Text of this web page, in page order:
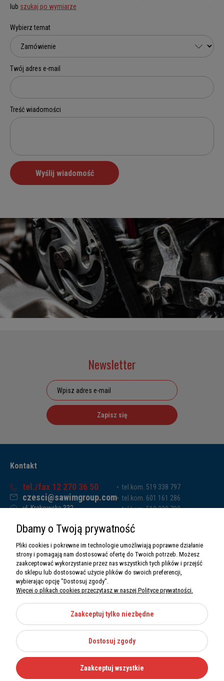
lub szukaj po wymiarze
Newsletter
Zapisz się
Kontakt
tel./fax 12 270 36 50
czesci@sawimgroup.com
ul. Krakowska 332,
Sawim Group Mariusz Zdyb sp. k.
NIP: 5130284470
REGON: 5246591010
tel.kom. 519 338 797
tel.kom. 601 161 286
tel.kom. 519 338 793
O nas
Informacje
Moje konto
Kategorie
Dbamy o Twoją prywatność
Pliki cookies i pokrewne im technologie umożliwiają poprawne działanie
strony i pomagają nam dostosować ofertę do Twoich potrzeb. Możesz
zaakceptować wykorzystanie przez nas wszystkich tych plików i przejść
do sklepu lub dostosować użycie plików do swoich preferencji,
wybierając opcję "Dostosuj zgody".
Więcej o plikach cookies przeczytasz w naszej Polityce prywatności.
Zaakceptuj tylko niezbędne
Dostosuj zgody
Zaakceptuj wszystkie